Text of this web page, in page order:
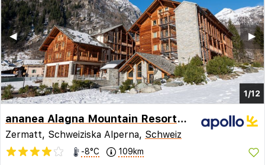
1/12
▶︎
◀︎
ananea Alagna Mountain Resort & Spa
Zermatt, Schweiziska Alperna, Schweiz
-8°C
109km